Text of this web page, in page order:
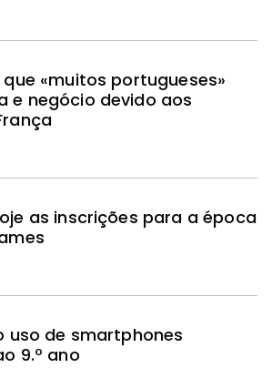
«muitos portugueses»
e negócio devido aos
as inscrições para a época
uso de smartphones
9.º ano